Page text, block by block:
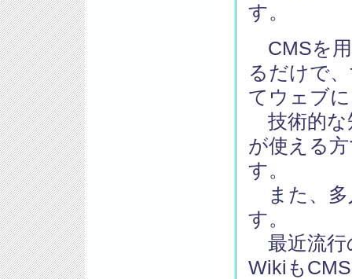
す。
CMSを用
るだけで
てウェブ
技術的な
が使える
す。
また、多
す。
最近流行
Wikiも